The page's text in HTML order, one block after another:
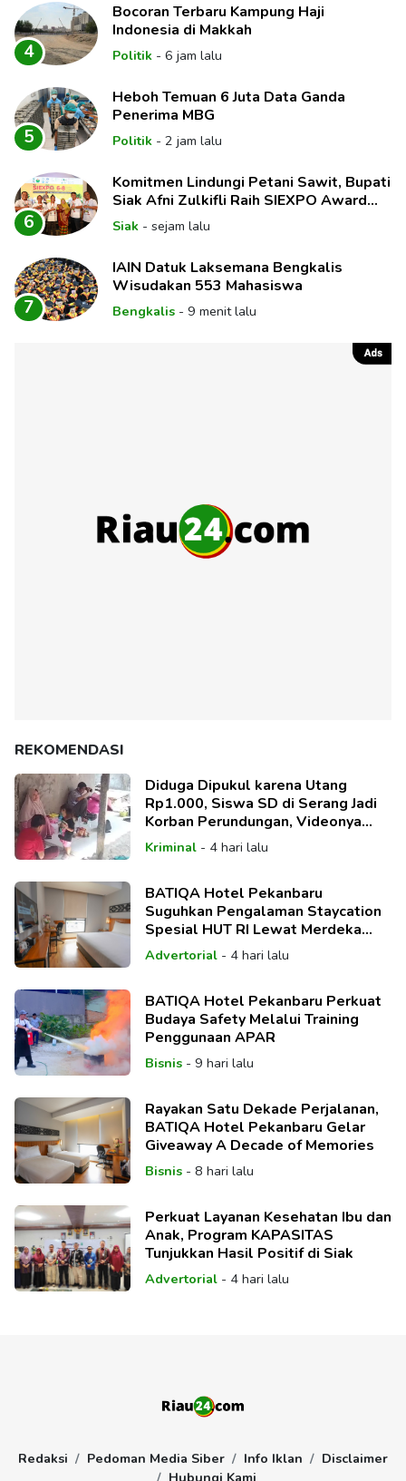
4
Bocoran Terbaru Kampung Haji
Indonesia di Makkah
Politik - 6 jam lalu
5
Heboh Temuan 6 Juta Data Ganda
Penerima MBG
Politik - 2 jam lalu
6
Komitmen Lindungi Petani Sawit, Bupati
Siak Afni Zulkifli Raih SIEXPO Award
2026
Siak - sejam lalu
7
IAIN Datuk Laksemana Bengkalis
Wisudakan 553 Mahasiswa
Bengkalis - 9 menit lalu
REKOMENDASI
Diduga Dipukul karena Utang
Rp1.000, Siswa SD di Serang Jadi
Korban Perundungan, Videonya
Viral
Kriminal- 4 hari lalu
BATIQA Hotel Pekanbaru
Suguhkan Pengalaman Staycation
Spesial HUT RI Lewat Merdeka
Deal Package
Advertorial- 4 hari lalu
BATIQA Hotel Pekanbaru Perkuat
Budaya Safety Melalui Training
Penggunaan APAR
Bisnis- 9 hari lalu
Rayakan Satu Dekade Perjalanan,
BATIQA Hotel Pekanbaru Gelar
Giveaway A Decade of Memories
Bisnis- 8 hari lalu
Perkuat Layanan Kesehatan Ibu dan
Anak, Program KAPASITAS
Tunjukkan Hasil Positif di Siak
Advertorial- 4 hari lalu
Redaksi Pedoman Media Siber Info Iklan
Disclaimer